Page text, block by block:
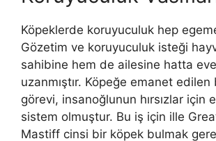
Köpeklerde koruyuculuk hep
Gözetim ve koruyuculuk isteği
sahibine hem de ailesine hatta
uzanmıştır. Köpeğe emanet edilen
görevi, insanoğlunun hırsızlar için
sistem olmuştur. Bu iş için ille
Mastiff cinsi bir köpek bulmak